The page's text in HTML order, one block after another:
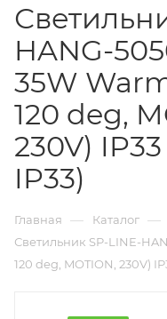
HANG-
35W
120 deg,
230V)
IP33)
Главная — Каталог —
Светильник SP-LINE-
120 deg, MOTION, 230V)